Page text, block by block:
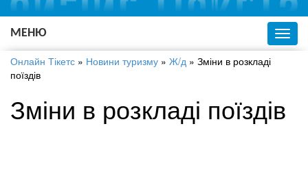
Українська
МЕНЮ
Онлайн Тікетс » Новини туризму » Ж/д » Зміни в розкладі
поїздів
Зміни в розкладі поїздів